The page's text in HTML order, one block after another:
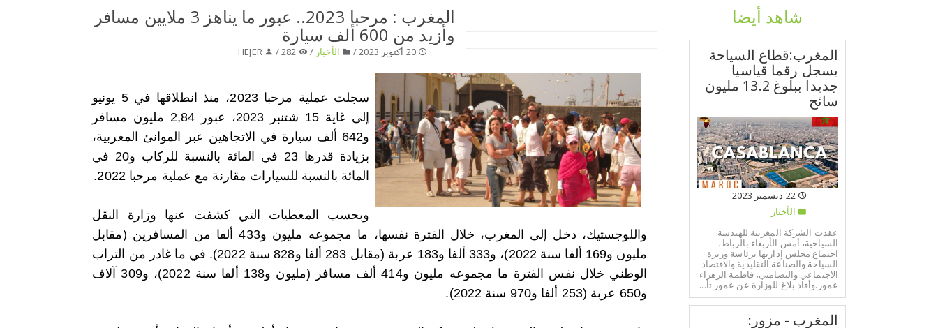
اختر قطاع / القطاعات
حدد الفئة
المغرب : مرحبا 2023.. عبور ما يناهز 3 ملايين مسافر
وأزيد من 600 ألف سيارة
20 أكتوبر 2023 / الأخبار /
سجلت عملية مرحبا 2023، منذ انطلاقها في 5 يونيو
إلى غاية 15 شتنبر 2023، عبور 2,84 مليون مسافر
و642 ألف سيارة في الاتجاهين عبر الموانئ المغربية،
بزيادة قدرها 23 في المائة بالنسبة للركاب و20 في
المائة بالنسبة للسيارات مقارنة مع عملية مرحبا 2022.
وبحسب المعطيات التي كشفت عنها وزارة النقل
واللوجستيك، دخل إلى المغرب، خلال الفترة نفسها، ما مجموعه مليون و433 ألفا من المسافرين (مقابل
مليون و169 ألفا سنة 2022)، و333 ألفا و183 عربة (مقابل 283 ألفا و828 سنة 2022). في ما غادر من التراب
الوطني خلال نفس الفترة ما مجموعه مليون و414 ألف مسافر (مليون و138 ألفا سنة 2022)، و309 آلاف
و650 عربة (253 ألفا و970 سنة 2022).
شاهد أيضا
المغرب:قطاع السياحة
يسجل رقما قياسيا
جديدا ببلوغ 13.2 مليون
سائح
الأخبار
عقدت الشركة المغربية للهندسة
السياحية، أمس الأربعاء بالرباط،
اجتماع مجلس إدارتها برئاسة وزيرة
السياحة والصناعة التقليدية والاقتصاد
الاجتماعي والتضامني، فاطمة الزهراء
عمور.وأفاد بلاغ للوزارة عن عمور تأ...
المغرب - مزور: